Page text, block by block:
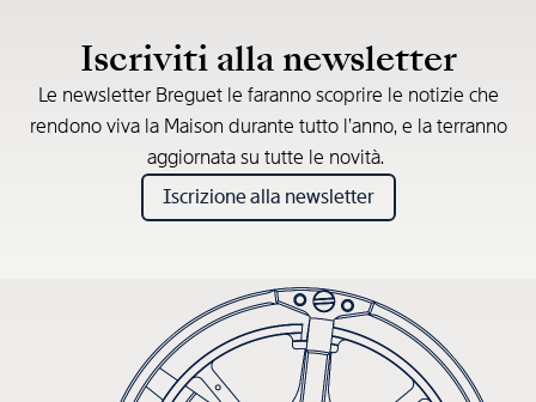
Iscriviti alla newsletter
Le newsletter Breguet le faranno scoprire le notizie che
rendono viva la Maison durante tutto l’anno, e la terranno
aggiornata su tutte le novità.
Iscrizione alla newsletter